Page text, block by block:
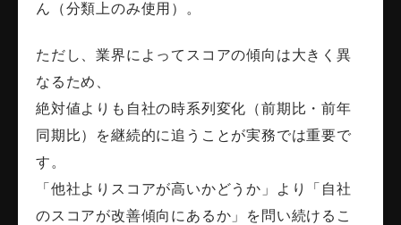
ん（分類上のみ使用）。
ただし、業界によってスコアの傾向は大きく異
なるため、
絶対値よりも自社の時系列変化（前期比・前年
同期比）を継続的に追うことが実務では重要で
す。
「他社よりスコアが高いかどうか」より「自社
のスコアが改善傾向にあるか」を問い続けるこ